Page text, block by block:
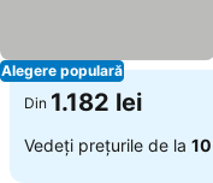
Alegere populară
Din 1.182 lei
Vedeți prețurile de la